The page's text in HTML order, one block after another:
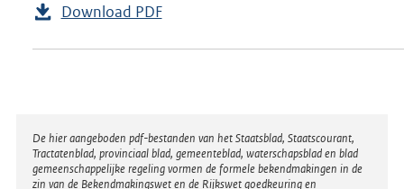
Download PDF
Disclaimer
De hier aangeboden pdf-bestanden van het Staatsblad, Staatscourant,
Tractatenblad, provinciaal blad, gemeenteblad, waterschapsblad en blad
gemeenschappelijke regeling vormen de formele bekendmakingen in de
zin van de Bekendmakingswet en de Rijkswet goedkeuring en